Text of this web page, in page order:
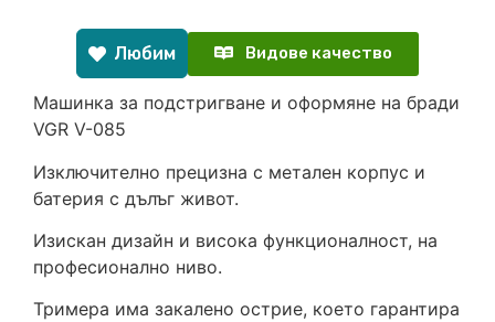
Любим Видове качество
Maшинка за подстригване и оформяне на бради
VGR V-085
Изключително прецизна с метален корпус и
батерия с дълъг живот.
Изискан дизайн и висока функционалност, на
професионално ниво.
Тримера има закалено острие, което гарантира